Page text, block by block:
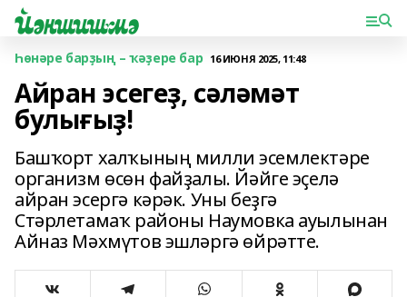
Һөнәре барҙың – ҡәҙере бар 16 ИЮНЯ 2025, 11:48
Айран эсегеҙ, сәләмәт
булығыҙ!
Башҡорт халҡының милли эсемлектәре
организм өсөн файҙалы. Йәйге эҫелә
айран эсергә кәрәк. Уны беҙгә
Стәрлетамаҡ районы Наумовка ауылынан
Айназ Мәхмүтов эшләргә өйрәтте.